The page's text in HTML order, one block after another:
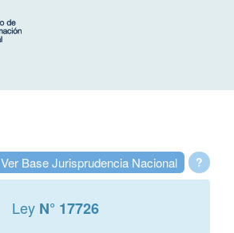
?
Ver Base Jurisprudencia Nacional
Ley N° 17726